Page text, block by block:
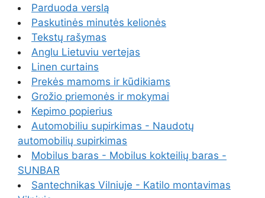
Parduoda verslą
Paskutinės minutės kelionės
Tekstų rašymas
Anglu Lietuviu vertejas
Linen curtains
Prekės mamoms ir kūdikiams
Grožio priemonės ir mokymai
Kepimo popierius
Automobiliu supirkimas - Naudotų
automobilių supirkimas
Mobilus baras - Mobilus kokteilių baras -
SUNBAR
Santechnikas Vilniuje - Katilo montavimas